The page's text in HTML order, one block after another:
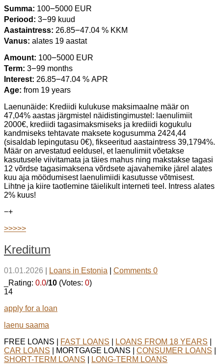
Summa: 100౼5000 EUR
Periood: 3౼99 kuud
Aastaintress: 26.85౼47.04 % KKM
Vanus: alates 19 aastat
Amount: 100౼5000 EUR
Term: 3౼99 months
Interest: 26.85౼47.04 % APR
Age: from 19 years
Laenunäide: Krediidi kulukuse maksimaalne määr on
47,04% aastas järgmistel näidistingimustel: laenulimiit
2000€, krediidi tagasimaksmiseks ja krediidi kogukulu
kandmiseks tehtavate maksete kogusumma 2424,44
(sisaldab lepingutasu 0€), fikseeritud aastaintress 39,1794%.
Määr on arvestatud eeldusel, et laenulimiit võetakse
kasutusele viivitamata ja täies mahus ning makstakse tagasi
12 võrdse tagasimaksena võrdsete ajavahemike järel alates
kuu aja möödumisest laenulimiidi kasutusse võtmisest.
Lihtne ja kiire taotlemine täielikult interneti teel. Intress alates
2% kuus!
−+
>>>>>
Kreditum
01.01.2026 Loans in Estonia
Comments 0
_Rating: 0.0/10 (Votes: 0)
14
apply for a loan
laenu saama
FREE LOANS |
FAST LOANS LOANS FROM 18 YEARS
CAR LOANS | MORTGAGE LOANS | CONSUMER LOANS
SHORT-TERM LOANS
LONG-TERM LOANS